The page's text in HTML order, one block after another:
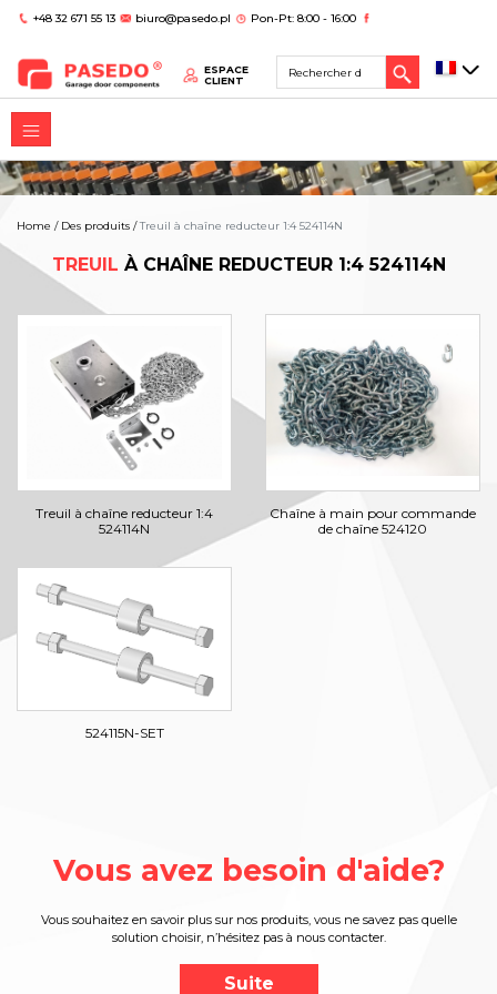
+48 32 671 55 13 biuro@pasedo.pl Pon-Pt: 8:00 - 16:00
ESPACE
CLIENT
Home / Des produits /Treuil à chaîne reducteur 1:4 524114N
TREUIL À CHAÎNE REDUCTEUR 1:4 524114N
Treuil à chaîne reducteur 1:4
524114N
Chaîne à main pour commande
de chaîne 524120
524115N-SET
Vous avez besoin d'aide?
Vous souhaitez en savoir plus sur nos produits, vous ne savez pas quelle
solution choisir, n’hésitez pas à nous contacter.
Suite